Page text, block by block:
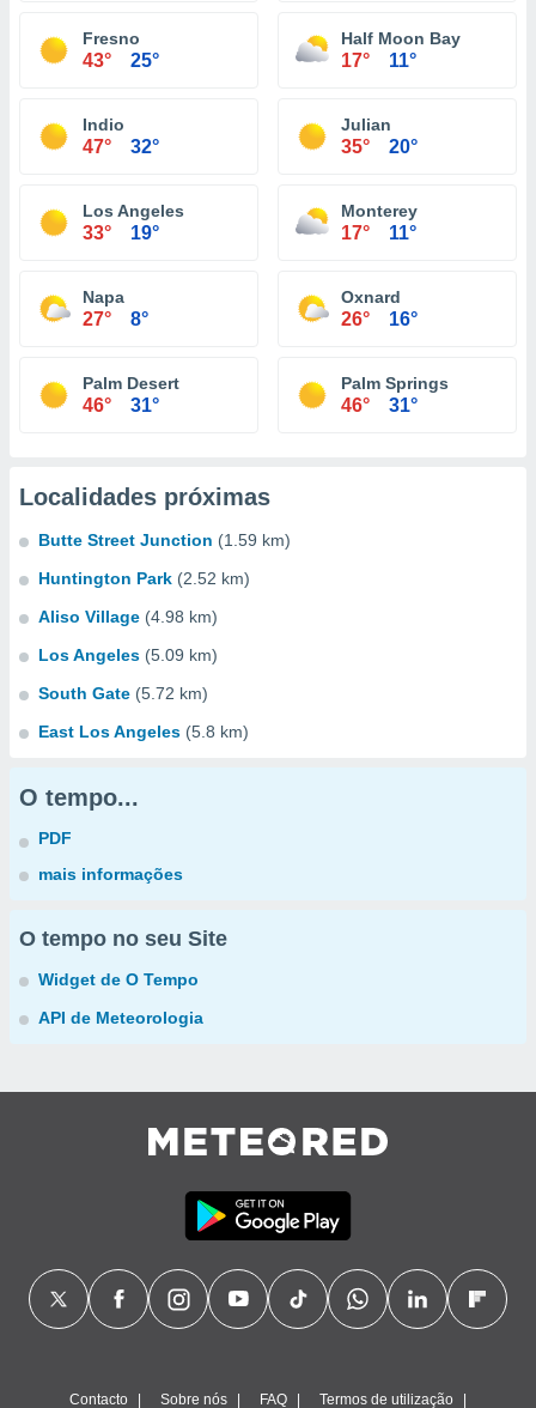
Fresno
43° 25°
Half Moon Bay
17° 11°
Indio
47° 32°
Julian
35° 20°
Los Angeles
33° 19°
Monterey
17° 11°
Napa
27° 8°
Oxnard
26° 16°
Palm Desert
46° 31°
Palm Springs
46° 31°
Localidades próximas
Butte Street Junction (1.59 km)
Huntington Park (2.52 km)
Aliso Village (4.98 km)
Los Angeles (5.09 km)
South Gate (5.72 km)
East Los Angeles (5.8 km)
O tempo...
PDF
mais informações
O tempo no seu Site
Widget de O Tempo
API de Meteorologia
Contacto Sobre nós FAQ Termos de utilização